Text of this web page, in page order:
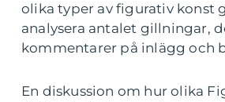
olika typer av figurativ konst
analysera antalet gillningar,
kommentarer på inlägg och
En diskussion om hur olika